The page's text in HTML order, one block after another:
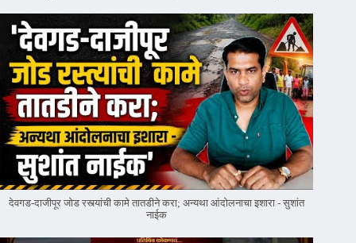
देवगड-दाजीपूर जोड रस्त्यांची कामे तातडीने करा; अन्यथा आंदोलनाचा इशारा - सुशांत
नाईक